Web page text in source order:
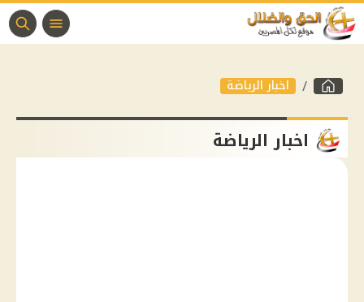
اخبار الرياضة
اخبار الرياضة